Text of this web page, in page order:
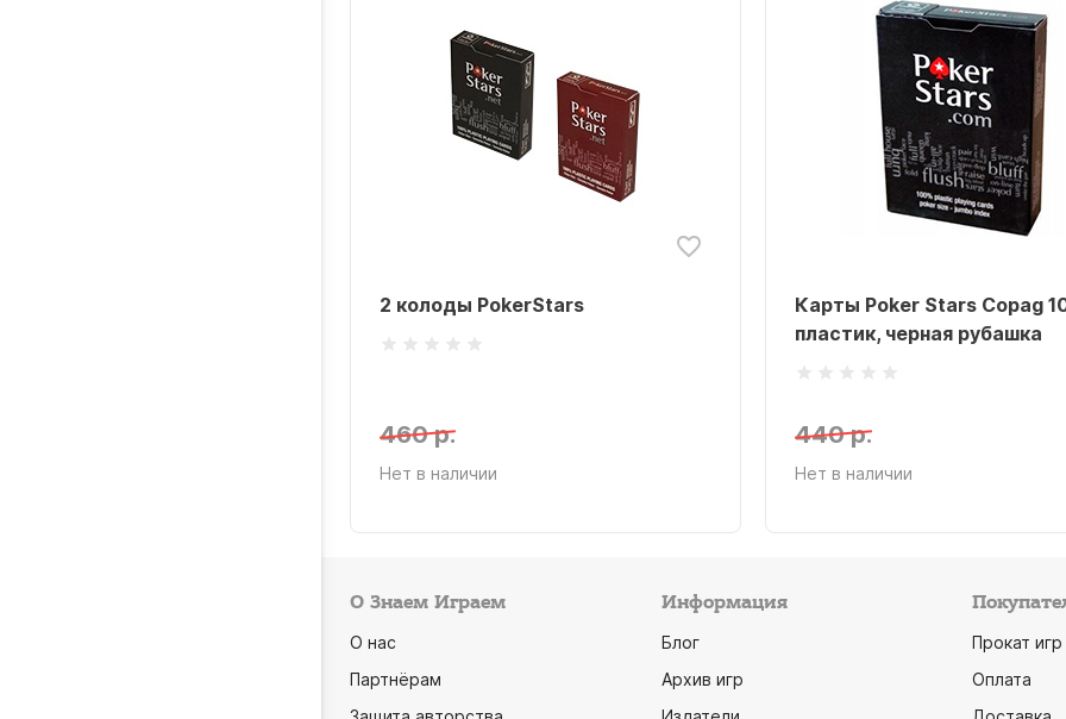
2 колоды PokerStars
460 р.
Нет в наличии
Карты Poker Stars Copag
пластик, черная рубашка
440 р.
Нет в наличии
О Знаем Играем
О нас
Партнёрам
Информация
Блог
Архив игр
Прокат игр
Оплата